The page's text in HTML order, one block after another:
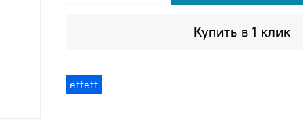
effeff
Купить в 1 клик